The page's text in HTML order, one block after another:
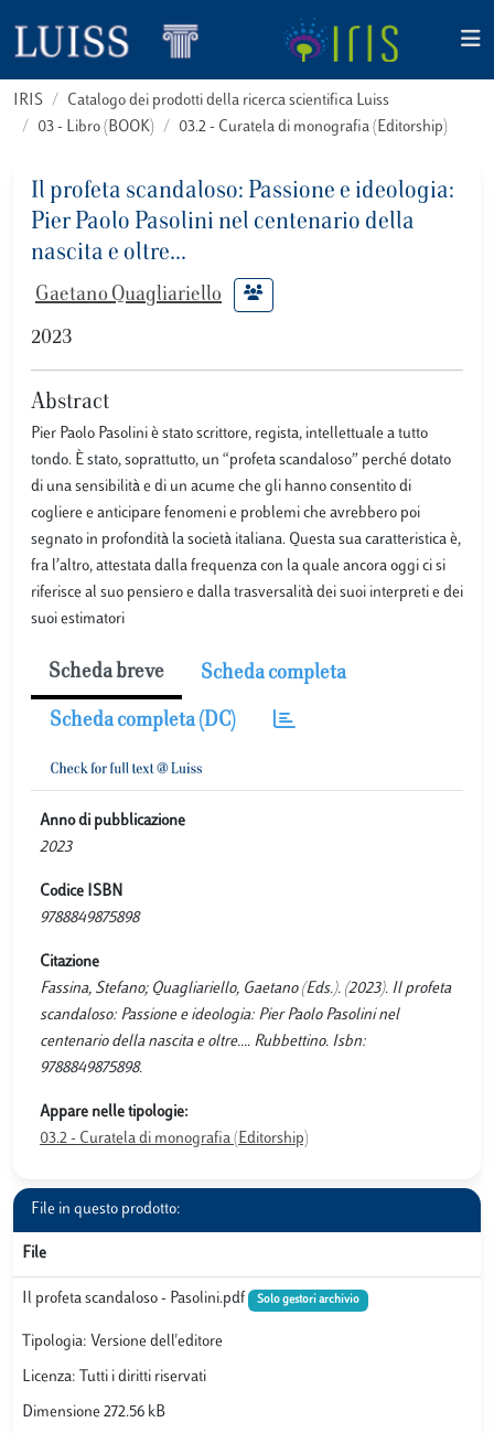
IRIS
Catalogo dei prodotti della ricerca scientifica Luiss
03 - Libro (BOOK)
03.2 - Curatela di monografia (Editorship)
Il profeta scandaloso: Passione e ideologia:
Pier Paolo Pasolini nel centenario della
nascita e oltre...
Gaetano Quagliariello
2023
Abstract
Pier Paolo Pasolini è stato scrittore, regista, intellettuale a tutto
tondo. È stato, soprattutto, un “profeta scandaloso” perché dotato
di una sensibilità e di un acume che gli hanno consentito di
cogliere e anticipare fenomeni e problemi che avrebbero poi
segnato in profondità la società italiana. Questa sua caratteristica è,
fra l’altro, attestata dalla frequenza con la quale ancora oggi ci si
riferisce al suo pensiero e dalla trasversalità dei suoi interpreti e dei
suoi estimatori
Scheda breve Scheda completa
Scheda completa (DC)
Anno di pubblicazione
2023
Codice ISBN
9788849875898
Citazione
Fassina, Stefano; Quagliariello, Gaetano (Eds.). (2023). Il profeta
scandaloso: Passione e ideologia: Pier Paolo Pasolini nel
centenario della nascita e oltre.... Rubbettino. Isbn:
9788849875898.
Appare nelle tipologie:
03.2 - Curatela di monografia (Editorship)
File in questo prodotto:
File
Il profeta scandaloso - Pasolini.pdf Solo gestori archivio
Tipologia: Versione dell'editore
Licenza: Tutti i diritti riservati
Dimensione 272.56 kB